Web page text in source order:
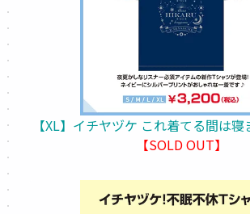
【XL】イチヤヅケ これ着てる間は
【SOLD OUT】